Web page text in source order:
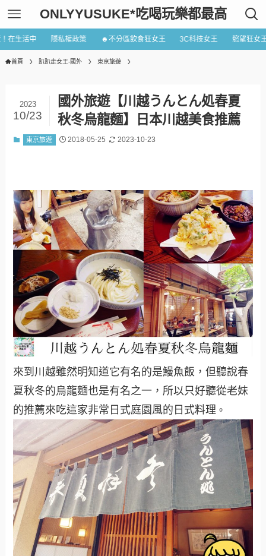
ONLYYUSUKE*吃喝玩樂都最高
在生活中 隱私權政策 ☻不分區飲食狂女王 3C科技女王 慾望狂女
首頁 趴趴走女王-國外 東京旅遊
國外旅遊【川越うんとん処春夏
秋冬烏龍麵】日本川越美食推薦
2023
10/23
東京旅遊 2018-05-25 2023-10-23
來到川越雖然明知道它有名的是鰻魚飯，但聽說春
夏秋冬的烏龍麵也是有名之一，所以只好聽從老妹
的推薦來吃這家非常日式庭園風的日式料理 。